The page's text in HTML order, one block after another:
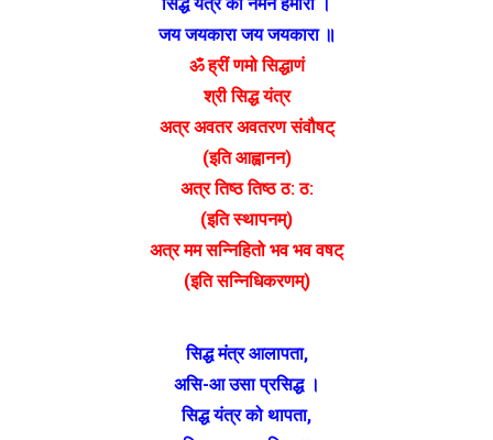
जय जयकारा जय जयकारा ॥
ॐ ह्रीं णमो सिद्धाणं
श्री सिद्ध यंत्र
अत्र अवतर अवतरण संवौषट्
(इति आह्वानन)
अत्र तिष्ठ तिष्ठ ठ: ठ:
(इति स्थापनम्)
अत्र मम सन्निहितो भव भव वषट्
(इति सन्निधिकरणम्)
सिद्ध मंत्र आलापता,
असि-आ उसा प्रसिद्ध ।
सिद्ध यंत्र को थापता,